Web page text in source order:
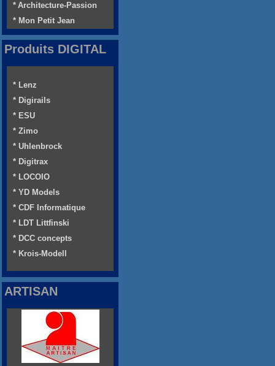
* Architecture-Passion
* Mon Petit Jean
Produits DIGITAL
* Lenz
* Digirails
* ESU
* Zimo
* Uhlenbrock
* Digitrax
* LOCOIO
* YD Models
* CDF Informatique
* LDT Littfinski
* DCC concepts
* Krois-Modell
ARTISAN